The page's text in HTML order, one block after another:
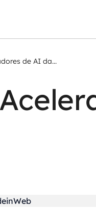
IA Generativa
Agentes de IA
de AI da...